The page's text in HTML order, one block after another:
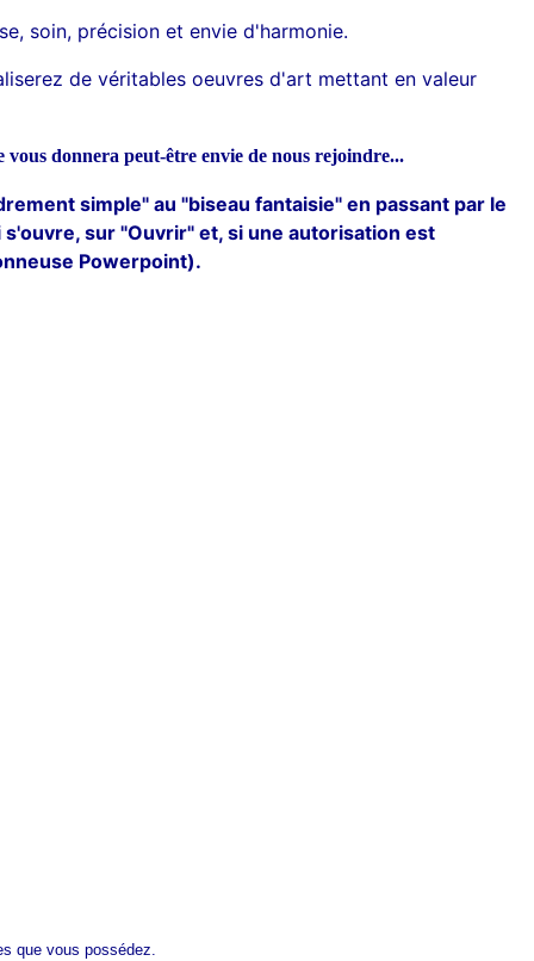
soin, précision et envie d'harmonie.
de véritables oeuvres d'art mettant en valeur
donnera peut-être envie de nous rejoindre...
simple" au "biseau fantaisie" en passant par le
sur "Ouvrir" et, si une autorisation est
Powerpoint).
que vous possédez.